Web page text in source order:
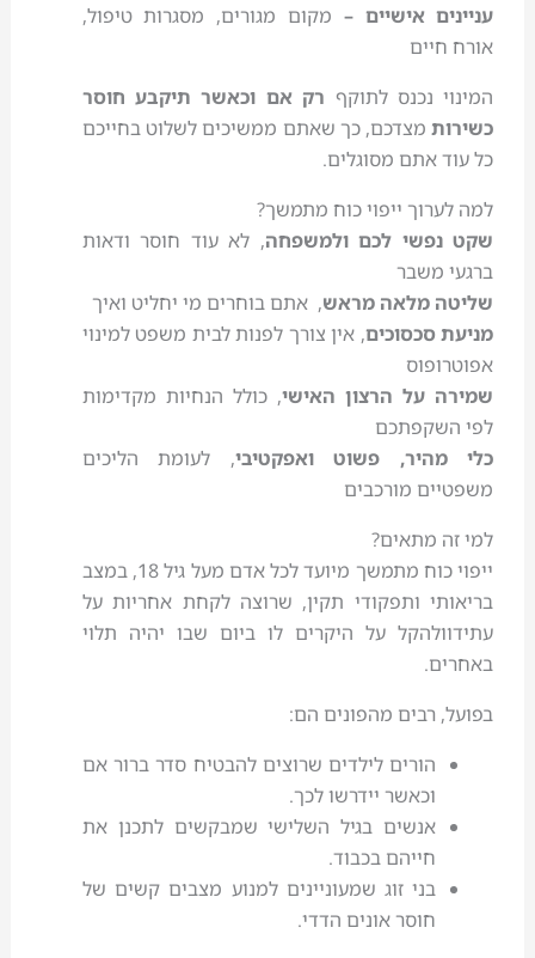
עניינים אישיים – מקום מגורים, מסגרות טיפול,
אורח חיים
המינוי נכנס לתוקף רק אם וכאשר תיקבע חוסר
כשירותמצדכם, כך שאתם ממשיכים לשלוט בחייכם
כל עוד אתם מסוגלים.
למה לערוך ייפוי כוח מתמשך?
שקט נפשי לכם ולמשפחה, לא עוד חוסר ודאות
ברגעי משבר
שליטה מלאה מראש, אתם בוחרים מי יחליט ואיך
מניעת סכסוכים, אין צורך לפנות לבית משפט למינוי
אפוטרופוס
שמירה על הרצון האישי, כולל הנחיות מקדימות
לפי השקפתכם
כלי מהיר, פשוט ואפקטיבי, לעומת הליכים
משפטיים מורכבים
למי זה מתאים?
ייפוי כוח מתמשך מיועד לכל אדם מעל גיל 18, במצב
בריאותי ותפקודי תקין, שרוצה לקחת אחריות על
עתידוולהקל על היקרים לו ביום שבו יהיה תלוי
באחרים.
בפועל, רבים מהפונים הם:
הורים לילדים שרוצים להבטיח סדר ברור אם
וכאשר יידרשו לכך.
אנשים בגיל השלישי שמבקשים לתכנן את
חייהם בכבוד.
בני זוג שמעוניינים למנוע מצבים קשים של
חוסר אונים הדדי.